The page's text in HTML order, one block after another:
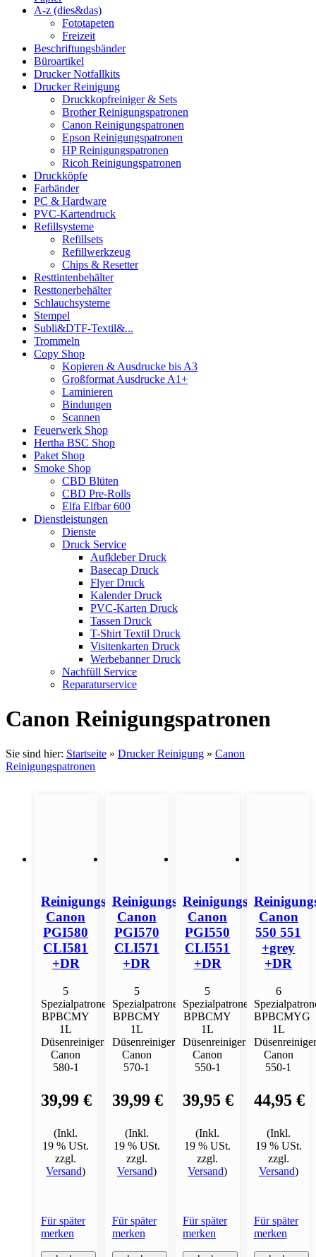
A-z (dies&das)
Fototapeten
Freizeit
Beschriftungsbänder
Büroartikel
Drucker Notfallkits
Drucker Reinigung
Druckkopfreiniger & Sets
Brother Reinigungspatronen
Canon Reinigungspatronen
Epson Reinigungspatronen
HP Reinigungspatronen
Ricoh Reinigungspatronen
Druckköpfe
Farbänder
PC & Hardware
PVC-Kartendruck
Refillsysteme
Refillsets
Refillwerkzeug
Chips & Resetter
Resttintenbehälter
Resttonerbehälter
Schlauchsysteme
Stempel
Subli&DTF-Textil&...
Trommeln
Copy Shop
Kopieren & Ausdrucke bis A3
Großformat Ausdrucke A1+
Laminieren
Bindungen
Scannen
Feuerwerk Shop
Hertha BSC Shop
Paket Shop
Smoke Shop
CBD Blüten
CBD Pre-Rolls
Elfa Elfbar 600
Dienstleistungen
Dienste
Druck Service
Aufkleber Druck
Basecap Druck
Flyer Druck
Kalender Druck
PVC-Karten Druck
Tassen Druck
T-Shirt Textil Druck
Visitenkarten Druck
Werbebanner Druck
Nachfüll Service
Reparaturservice
Canon Reinigungspatronen
Sie sind hier: Startseite » Drucker Reinigung » Canon
Reinigungspatronen
Reinigungspatronen
Canon
PGI580
CLI581
+DR
5
Spezialpatronen
BPBCMY
1L
Düsenreiniger
Canon
580-1
39,99 €
(Inkl.
19 % USt.
zzgl.
Versand)
Für später
merken
Reinigungspatronen
Canon
PGI570
CLI571
+DR
5
Spezialpatronen
BPBCMY
1L
Düsenreiniger
Canon
570-1
39,99 €
(Inkl.
19 % USt.
zzgl.
Versand)
Für später
merken
Reinigungspatronen
Canon
PGI550
CLI551
+DR
5
Spezialpatronen
BPBCMY
1L
Düsenreiniger
Canon
550-1
39,95 €
(Inkl.
19 % USt.
zzgl.
Versand)
Für später
merken
Canon
550 551
+grey
+DR
6
BPBCMYG
1L
Düsenreiniger
Canon
550-1
44,95 €
(Inkl.
19 % USt.
zzgl.
Versand)
Für später
merken